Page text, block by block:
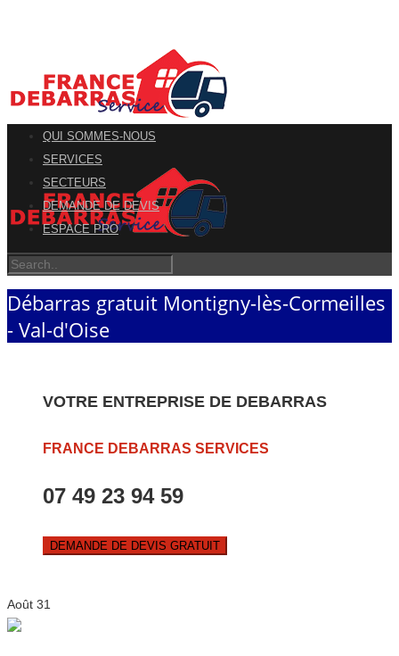
QUI SOMMES-NOUS
SERVICES
SECTEURS
DEMANDE DE DEVIS
ESPACE PRO
Débarras gratuit Montigny-lès-Cormeilles
- Val-d'Oise
VOTRE ENTREPRISE DE DEBARRAS
FRANCE DEBARRAS SERVICES
07 49 23 94 59
DEMANDE DE DEVIS GRATUIT
Août 31